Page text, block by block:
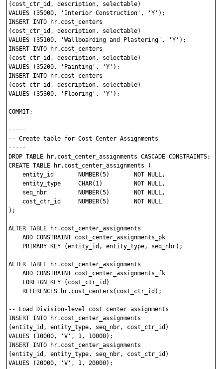
(cost_ctr_id, description, selectable)
VALUES (35000, 'Interior Construction', 'Y');
INSERT INTO hr.cost_centers
(cost_ctr_id, description, selectable)
VALUES (35100, 'Wallboarding and Plastering', 'Y');
INSERT INTO hr.cost_centers
(cost_ctr_id, description, selectable)
VALUES (35200, 'Painting', 'Y');
INSERT INTO hr.cost_centers
(cost_ctr_id, description, selectable)
VALUES (35300, 'Flooring', 'Y');
COMMIT;
-----
-- Create table for Cost Center Assignments
-----
DROP TABLE hr.cost_center_assignments CASCADE CONSTRAINTS;
CREATE TABLE hr.cost_center_assignments (
    entity_id       NUMBER(5)       NOT NULL,
    entity_type     CHAR(1)         NOT NULL,
    seq_nbr         NUMBER(5)       NOT NULL,
    cost_ctr_id     NUMBER(5)       NOT NULL
);
ALTER TABLE hr.cost_center_assignments
    ADD CONSTRAINT cost_center_assignments_pk
    PRIMARY KEY (entity_id, entity_type, seq_nbr);
ALTER TABLE hr.cost_center_assignments
    ADD CONSTRAINT cost_center_assignments_fk
    FOREIGN KEY (cost_ctr_id)
    REFERENCES hr.cost_centers(cost_ctr_id);
-- Load Division-level cost center assignments
INSERT INTO hr.cost_center_assignments
(entity_id, entity_type, seq_nbr, cost_ctr_id)
VALUES (10000, 'V', 1, 10000);
INSERT INTO hr.cost_center_assignments
(entity_id, entity_type, seq_nbr, cost_ctr_id)
VALUES (20000, 'V', 1, 20000);